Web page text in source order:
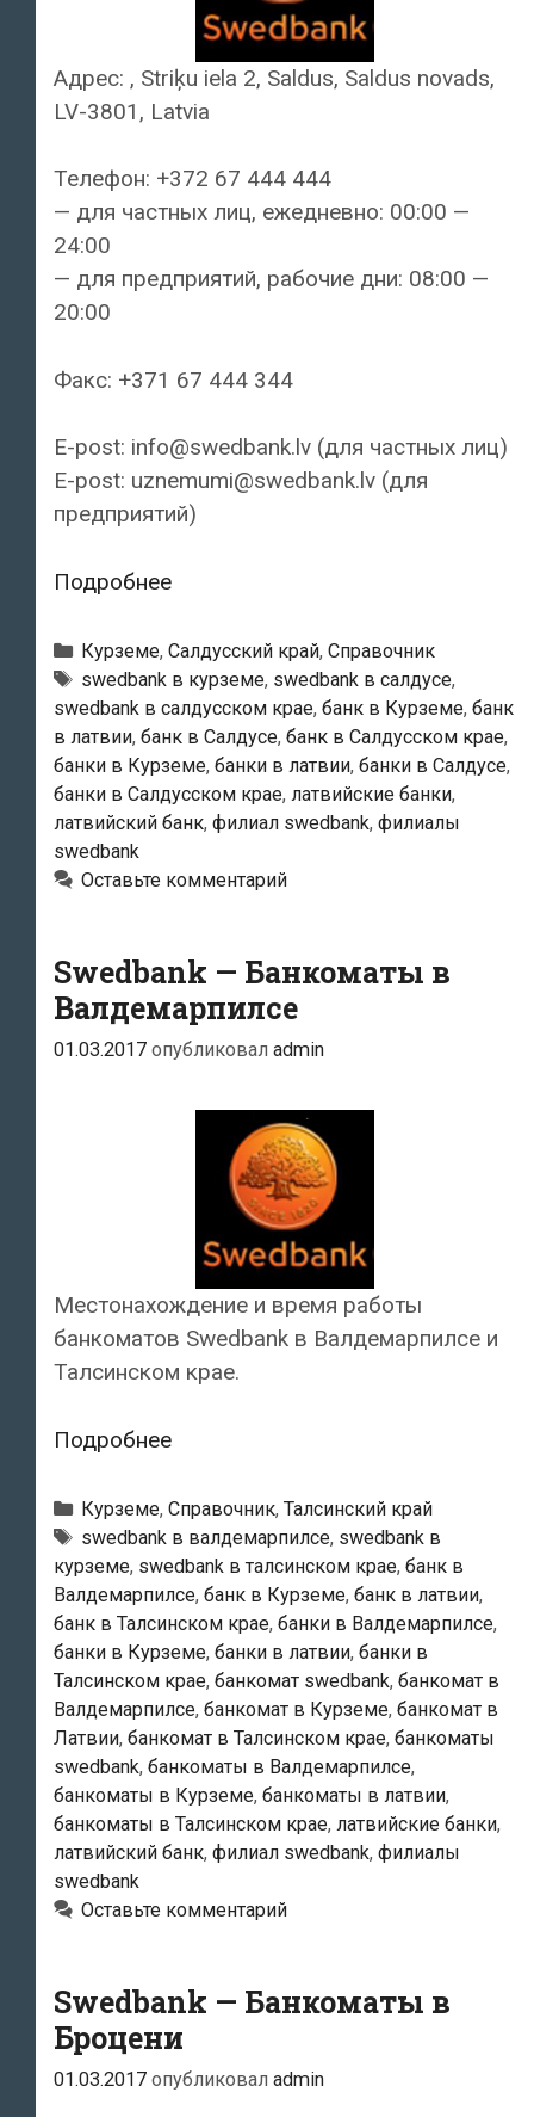
Адрес: , Striķu iela 2, Saldus, Saldus novads,
LV-3801, Latvia
Телефон: +372 67 444 444
— для частных лиц, ежедневно: 00:00 —
24:00
— для предприятий, рабочие дни: 08:00 —
20:00
Факс: +371 67 444 344
E-post: info@swedbank.lv (для частных лиц)
E-post: uznemumi@swedbank.lv (для
предприятий)
ПодробнееSwedbank
Салдусский
филиал
Рубрики
Курземе, Салдусский край, Справочник
Тэги
swedbank в курземе, swedbank в салдусе,
swedbank в салдусском крае, банк в Курземе, банк
в латвии, банк в Салдусе, банк в Салдусском крае,
банки в Курземе, банки в латвии, банки в Салдусе,
банки в Салдусском крае, латвийские банки,
латвийский банк, филиал swedbank, филиалы
swedbank
Оставьте комментарий
Swedbank — Банкоматы в
Валдемарпилсе
01.03.2017 опубликовал admin
Местонахождение и время работы
банкоматов Swedbank в Валдемарпилсе и
Талсинском крае.
ПодробнееSwedbank
Банкоматы
в
Валдемарпилсе
Рубрики
Курземе, Справочник, Талсинский край
Тэги
swedbank в валдемарпилсе, swedbank в
курземе, swedbank в талсинском крае, банк в
Валдемарпилсе, банк в Курземе, банк в латвии,
банк в Талсинском крае, банки в Валдемарпилсе,
банки в Курземе, банки в латвии, банки в
Талсинском крае, банкомат swedbank, банкомат в
Валдемарпилсе, банкомат в Курземе, банкомат в
Латвии, банкомат в Талсинском крае, банкоматы
swedbank, банкоматы в Валдемарпилсе,
банкоматы в Курземе, банкоматы в латвии,
банкоматы в Талсинском крае, латвийские банки,
латвийский банк, филиал swedbank, филиалы
swedbank
Оставьте комментарий
Swedbank — Банкоматы в
Броцени
01.03.2017 опубликовал admin